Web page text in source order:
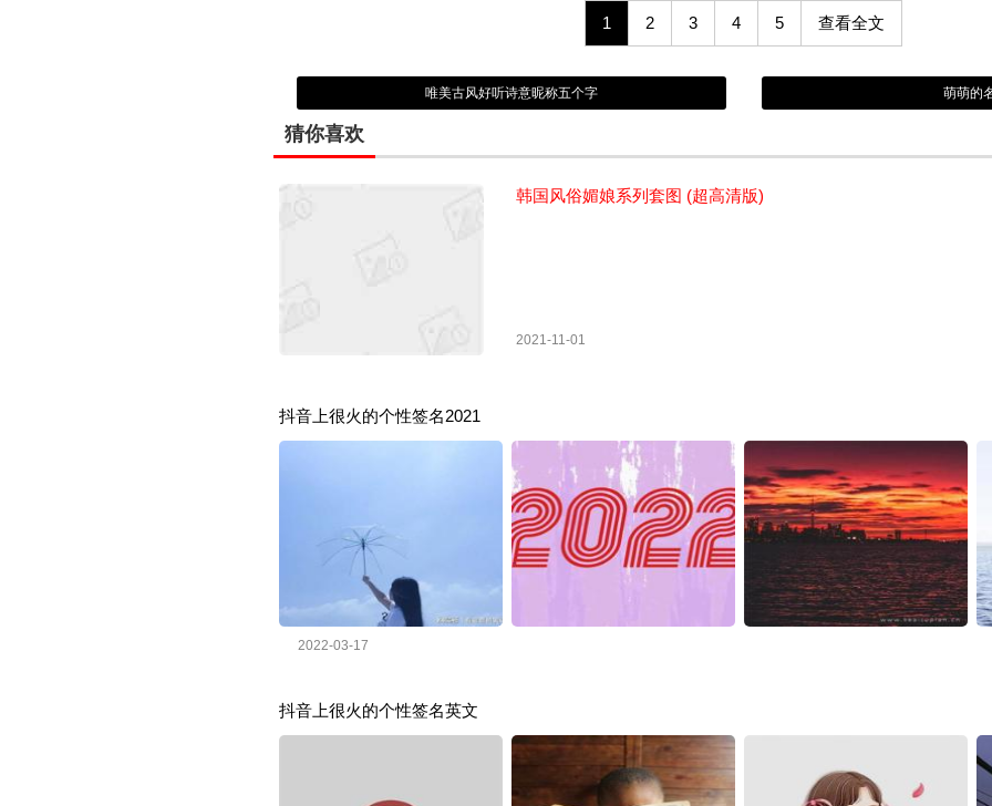
1 2 3 4 5 查看全文
唯美古风好听诗意昵称五个字 萌萌的
猜你喜欢
韩国风俗媚娘系列套图 (超高清版)
2021-11-01
抖音上很火的个性签名2021
2022-03-17
抖音上很火的个性签名英文